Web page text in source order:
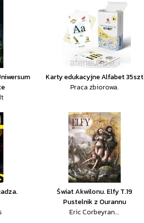
Karty edukacyjne Alfabet 35szt
Praca zbiorowa.
Świat Akwilonu. Elfy T.19
Pustelnik z Ourannu
Eric Corbeyran...